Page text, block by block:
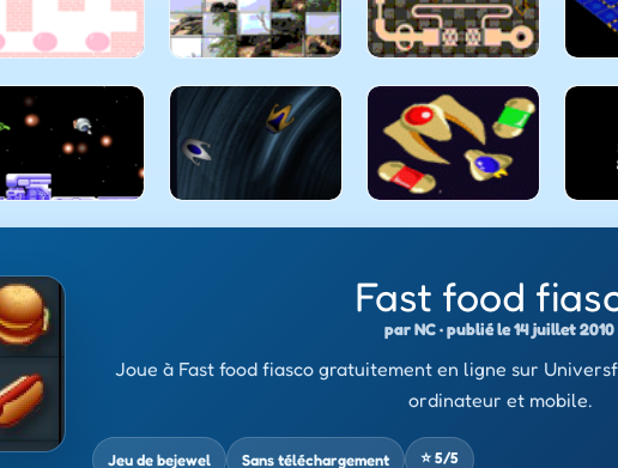
Fast food
par NC · publié le 14 juillet 2010
Joue à Fast food fiasco gratuitement en ligne sur
ordinateur et mobile.
Jeu de bejewel Sans téléchargement ⭐ 5/5